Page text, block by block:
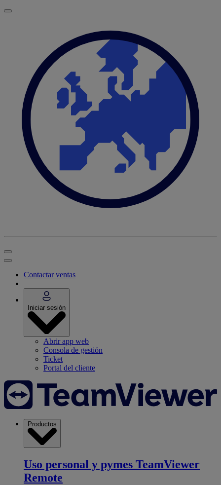
Contactar ventas
Iniciar sesión
Abrir app web
Consola de gestión
Ticket
Portal del cliente
Productos
Uso personal y pymes TeamViewer
Remote